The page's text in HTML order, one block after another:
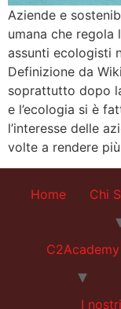
Aziende e
umana che
assunti ecologisti
Definizione da
soprattutto dopo
e l’ecologia si è
l’interesse delle
volte a rendere più
Home Chi
C2Academy
I